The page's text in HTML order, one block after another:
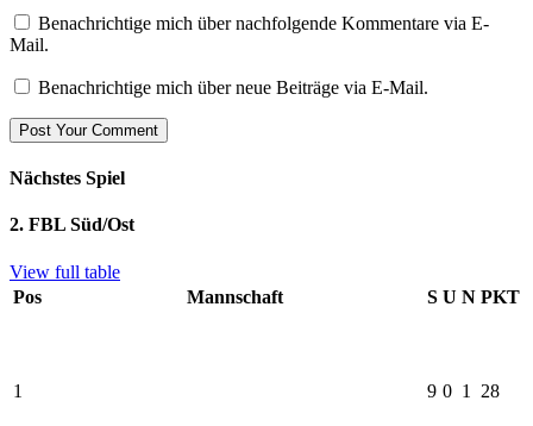
Benachrichtige mich über nachfolgende Kommentare via E-
Mail.
Benachrichtige mich über neue Beiträge via E-Mail.
Nächstes Spiel
2. FBL Süd/Ost
View full table
Pos
Mannschaft S U N PKT
1 9 0 1 28